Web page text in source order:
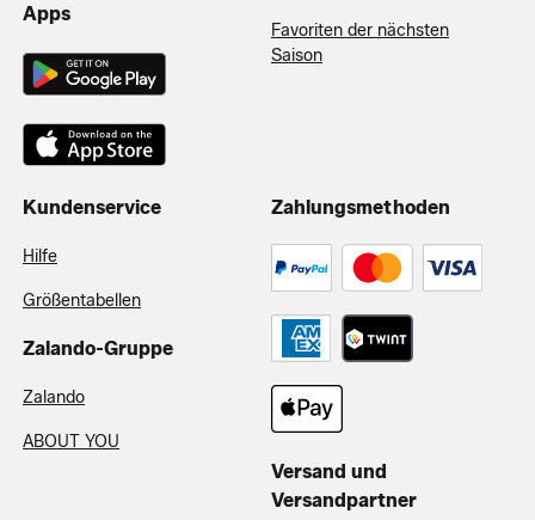
Apps
Favoriten der nächsten
Saison
Kundenservice
Hilfe
Größentabellen
Zalando-Gruppe
Zalando
ABOUT YOU
Zahlungsmethoden
Versand und
Versandpartner